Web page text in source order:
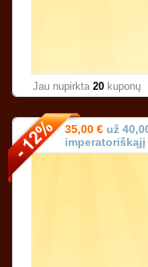
Jau nupirkta 20 kuponų
35,00 € už
imperatoriškąjį
min.) Vilniuje!